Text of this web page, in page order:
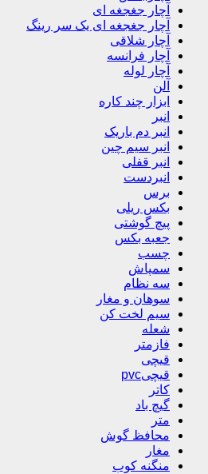
آچار جغجغه ای
آچار جغجغه ای یک سر رینگ
آچار شلاقی
آچار فرانسه
آچار لوله
آلن
ابزار چند کاره
انبر
انبر دم باریک
انبر سیم چین
انبر قفلی
انبردست
برس
بکس ریلی
پیچ گوشتی
جعبه بکس
چسب
سمپاش
سه نظام
سوهان و مغار
سیم لخت کن
شعله
فازمتر
قیچی
قیچیpvc
کاتر
گیچ باد
متر
محافظ گوش
مغار
منگنه کوب